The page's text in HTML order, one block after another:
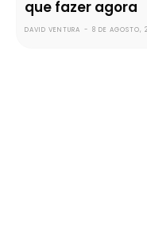
que fazer agora
DAVID VENTURA - 8 DE AGOSTO,